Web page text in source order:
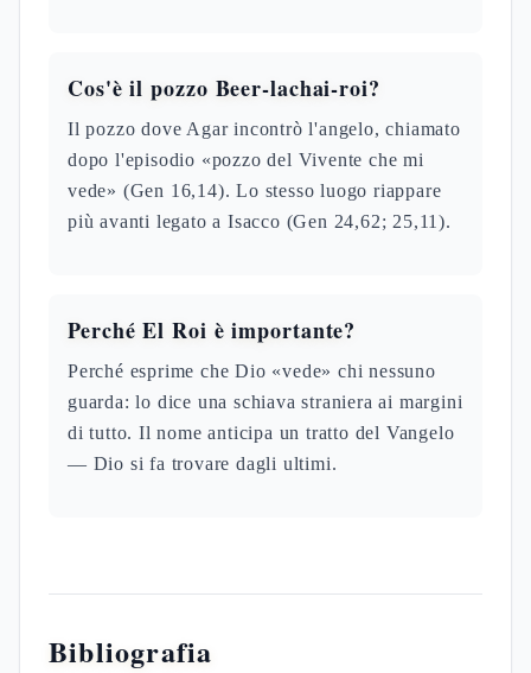
Cos'è il pozzo Beer-lachai-roi?
Il pozzo dove Agar incontrò l'angelo, chiamato
dopo l'episodio «pozzo del Vivente che mi
vede» (Gen 16,14). Lo stesso luogo riappare
più avanti legato a Isacco (Gen 24,62; 25,11).
Perché El Roi è importante?
Perché esprime che Dio «vede» chi nessuno
guarda: lo dice una schiava straniera ai margini
di tutto. Il nome anticipa un tratto del Vangelo
— Dio si fa trovare dagli ultimi.
Bibliografia